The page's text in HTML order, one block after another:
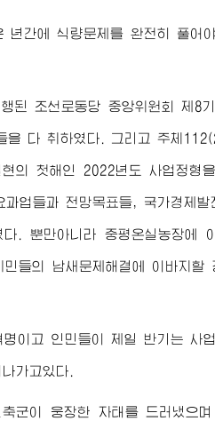
간에 식량문제를 완전히 풀어
된 조선로동당 중앙위원회 제8
다 취하였다. 그리고 주체
의 첫해인 2022년도 사업정형
업들과 전망목표들, 국가경제
. 뿐만아니라 중평온실농장에
들의 남새문제해결에 이바지할
이고 인민들이 제일 반기는 사
가고있다.
군이 웅장한 자태를 드러냈으